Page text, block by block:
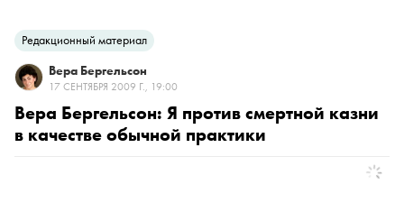
Редакционный материал
Вера Бергельсон
17 СЕНТЯБРЯ 2009 Г., 19:00
Вера Бергельсон: Я против смертной казни
в качестве обычной практики